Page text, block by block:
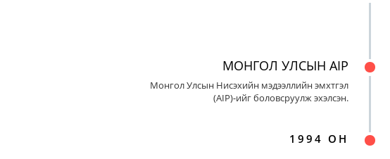
МОНГОЛ УЛСЫН AIP
Монгол Улсын Нисэхийн мэдээллийн эмхтгэл
(AIP)-ийг боловсруулж эхэлсэн.
1994 ОН